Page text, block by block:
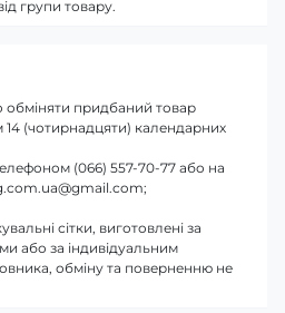
групи товару.
придбаний товар
14 (чотирнадцяти) календарних
(066) 557-70-77 або на
сітки, виготовлені за
або за індивідуальним
обміну та поверненню не